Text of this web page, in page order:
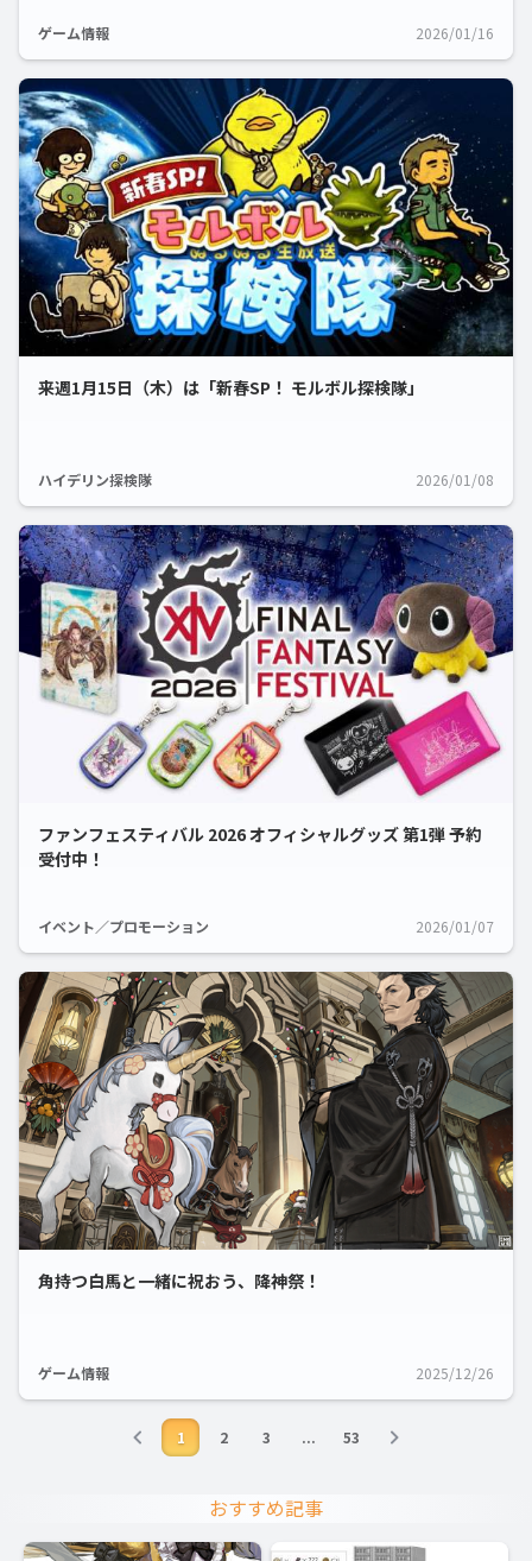
ゲーム情報 2026/01/16
来週1月15日（木）は「新春SP！ モルボル探検隊」
ハイデリン探検隊 2026/01/08
ファンフェスティバル 2026 オフィシャルグッズ 第1弾 予約
受付中！
イベント／プロモーション 2026/01/07
角持つ白馬と一緒に祝おう、降神祭！
ゲーム情報 2025/12/26
1 2 3 ... 53
おすすめ記事